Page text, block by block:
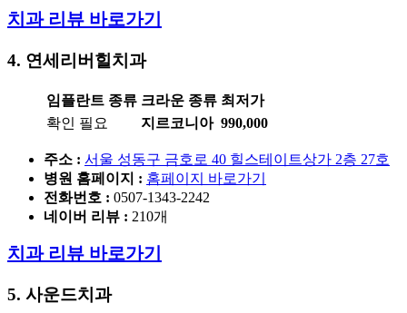
치과 리뷰 바로가기
4. 연세리버힐치과
임플란트 종류 크라운 종류 최저가
확인 필요
지르코니아 990,000
주소 : 서울 성동구 금호로 40 힐스테이트상가 2층 27호
병원 홈페이지 : 홈페이지 바로가기
전화번호 : 0507-1343-2242
네이버 리뷰 : 210개
치과 리뷰 바로가기
5. 사운드치과